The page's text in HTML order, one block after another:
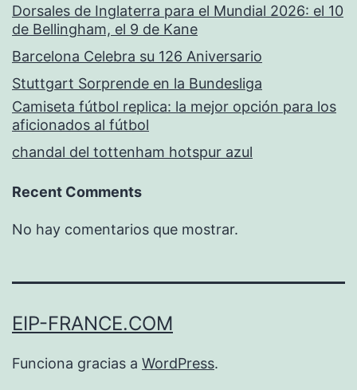
Dorsales de Inglaterra para el Mundial 2026: el 10
de Bellingham, el 9 de Kane
Barcelona Celebra su 126 Aniversario
Stuttgart Sorprende en la Bundesliga
Camiseta fútbol replica: la mejor opción para los
aficionados al fútbol
chandal del tottenham hotspur azul
Recent Comments
No hay comentarios que mostrar.
EIP-FRANCE.COM
Funciona gracias a WordPress.